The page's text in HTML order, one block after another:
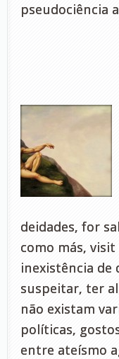
pseudociência
deidades, for
como más,
inexistência de
suspeitar, ter
não existam
políticas,
entre ateísmo